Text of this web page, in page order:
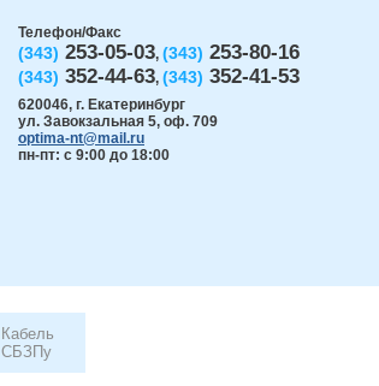
Телефон/Факс
(343) 253-05-03, (343) 253-80-16
(343) 352-44-63, (343) 352-41-53
620046, г. Екатеринбург
ул. Завокзальная 5, оф. 709
optima-nt@mail.ru
пн-пт: с 9:00 до 18:00
Кабель
СБЗПу